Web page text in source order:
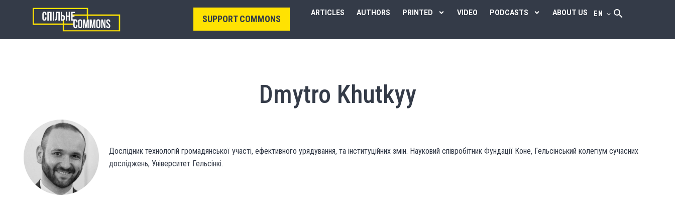
SUPPORT COMMONS
ARTICLES AUTHORS PRINTED VIDEO PODCASTS ABOUT US EN
Dmytro Khutkyy
Дослідник технологій громадянської участі, ефективного урядування, та інституційних змін. Науковий співробітник Фундації Коне, Гельсінський колегіум сучасних
досліджень, Університет Гельсінкі.